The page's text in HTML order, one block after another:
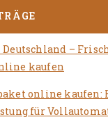
–
kaufen
online kaufen:
für